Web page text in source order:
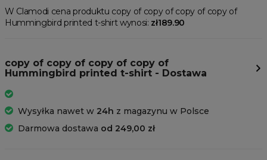
W Clamodi cena produktu copy of copy of copy of copy of
Hummingbird printed t-shirt wynosi: zł189.90
copy of copy of copy of copy of
Hummingbird printed t-shirt - Dostawa
Wysyłka nawet w 24h z magazynu w Polsce
Darmowa dostawa od 249,00 zł